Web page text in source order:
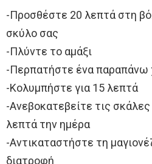
-Προσθέστε 20 λεπτά στη
σκύλο σας
-Πλύντε το αμάξι
-Περπατήστε ένα παραπάνω
-Κολυμπήστε για 15 λεπτά
-Ανεβοκατεβείτε τις
λεπτά την ημέρα
-Αντικαταστήστε τη
διατροφή